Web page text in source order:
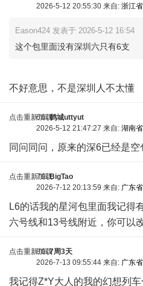
2026-5-12 20:55:30 来自: 浙江
Eason424 发表于 2026-5-12 16:54
这个包里面没有深圳六只有6支
不好意思，不是深圳人不太懂
点击重新加载
6车 鹤城uttyut
2026-5-12 21:47:27 来自: 湖南
同问同问，原来的深6已经是空
点击重新加载
7车 BigTao
2026-7-12 20:13:59 来自: 广东
L6的话我的星河包里面我记得
六号线和13号线附近，你可以
点击重新加载
8车 7周3天
2026-7-13 09:55:44 来自: 广东
我记得Z*Y大人的我的幻想列